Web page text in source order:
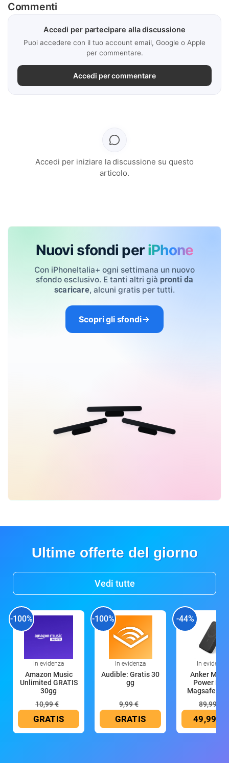
Commenti
Accedi per partecipare alla discussione
Puoi accedere con il tuo account email, Google o Apple
per commentare.
Accedi per commentare
Accedi per iniziare la discussione su questo
articolo.
Nuovi sfondi per iPhone
Con iPhoneItalia+ ogni settimana un nuovo
sfondo esclusivo. E tanti altri già pronti da
scaricare, alcuni gratis per tutti.
Scopri gli sfondi
Ultime offerte del giorno
Vedi tutte
-100%
In evidenza
Amazon Music
Unlimited GRATIS
30gg
10,99 €
GRATIS
-100%
In evidenza
Audible: Gratis 30
gg
9,99 €
GRATIS
-44%
In evidenza
Anker
Power
Magsafe
89,99 €
49,99 €